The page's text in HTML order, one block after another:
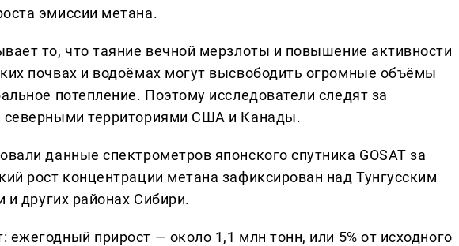
эмиссии метана.
то, что таяние вечной мерзлоты и повышение активности
почвах и водоёмах могут высвободить огромные объёмы
потепление. Поэтому исследователи следят за
северными территориями США и Канады.
данные спектрометров японского спутника GOSAT за
рост концентрации метана зафиксирован над Тунгусским
и других районах Сибири.
прирост — около 1,1 млн тонн, или 5% от исходного